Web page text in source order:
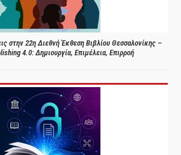
στην 22η Διεθνή Έκθεση Βιβλίου Θεσσαλονίκης –
4.0: Δημιουργία, Επιμέλεια, Επιρροή